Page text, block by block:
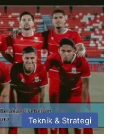
Teknik & Strategi